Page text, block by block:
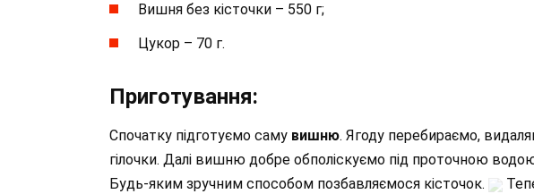
Вишня без кісточки – 550 г;
Цукор – 70 г.
Приготування:
Спочатку підготуємо саму вишню. Ягоду перебираємо,
гілочки. Далі вишню добре обполіскуємо під проточною
Будь-яким зручним способом позбавляємося кісточок.